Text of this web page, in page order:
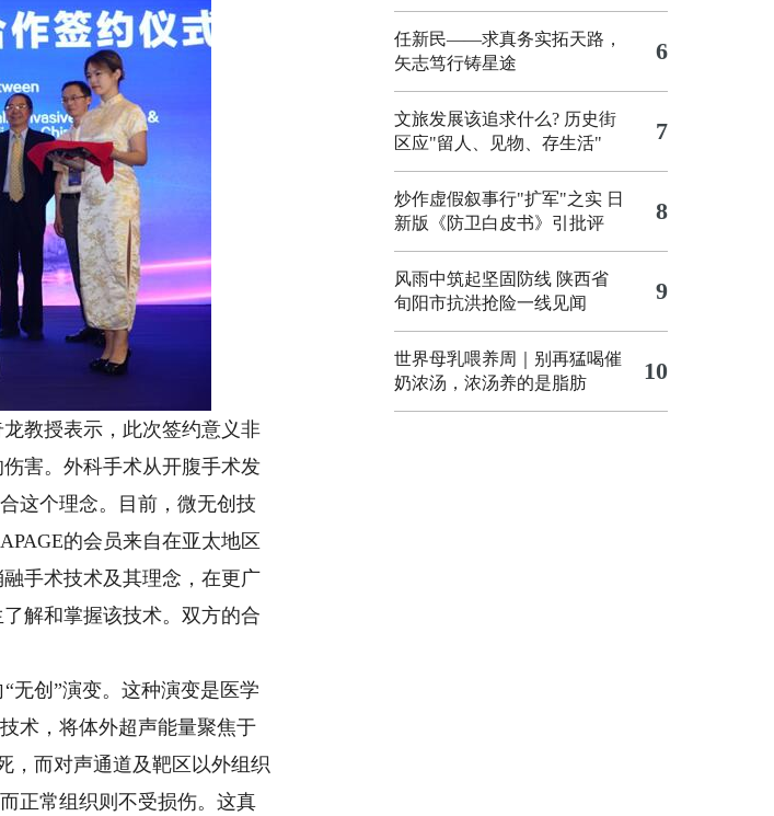
教授表示，此次签约意义非
害。外科手术从开腹手术发
这个理念。目前，微无创技
的会员来自在亚太地区
手术技术及其理念，在更广
解和掌握该技术。双方的合
创”演变。这种演变是医学
术，将体外超声能量聚焦于
，而对声通道及靶区以外组织
正常组织则不受损伤。这真
任新民——求真务实拓天路，
矢志笃行铸星途
6
文旅发展该追求什么? 历史街
区应"留人、见物、存生活"
7
炒作虚假叙事行"扩军"之实 日
新版《防卫白皮书》引批评
8
风雨中筑起坚固防线 陕西省
旬阳市抗洪抢险一线见闻
9
世界母乳喂养周｜别再猛喝催
奶浓汤，浓汤养的是脂肪
10